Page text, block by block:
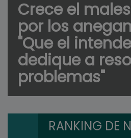
Crece el
por los
"Que el
dedique a
problemas"
RANKING DE